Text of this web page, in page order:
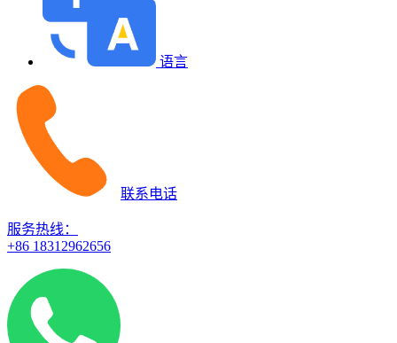
语言
联系电话
服务热线：
+86 18312962656